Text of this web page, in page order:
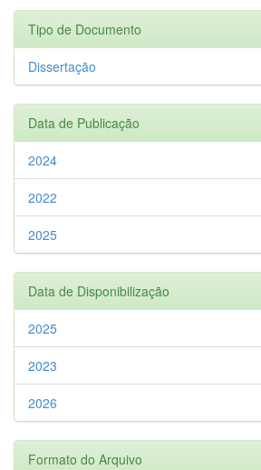
Tipo de Documento
Dissertação
Data de Publicação
2024
2022
2025
Data de Disponibilização
2025
2023
2026
Formato do Arquivo